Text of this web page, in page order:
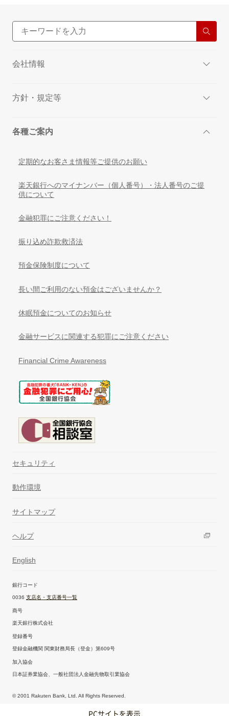
会社情報
方針・規定等
各種ご案内
定期的なお客さま情報等ご提供のお願い
楽天銀行へのマイナンバー（個人番号）・法人番号のご提
供について
金融犯罪にご注意ください！
振り込め詐欺救済法
預金保険制度について
長い間ご利用のない預金はございませんか？
休眠預金についてのお知らせ
金融サービスに関連する犯罪にご注意ください
Financial Crime Awareness
セキュリティ
動作環境
サイトマップ
ヘルプ
English
銀行コード
0036 支店名・支店番号一覧
商号
楽天銀行株式会社
登録番号
登録金融機関 関東財務局長（登金）第609号
加入協会
日本証券業協会、一般社団法人金融先物取引業協会
© 2001 Rakuten Bank, Ltd. All Rights Reserved.
PCサイトを表示